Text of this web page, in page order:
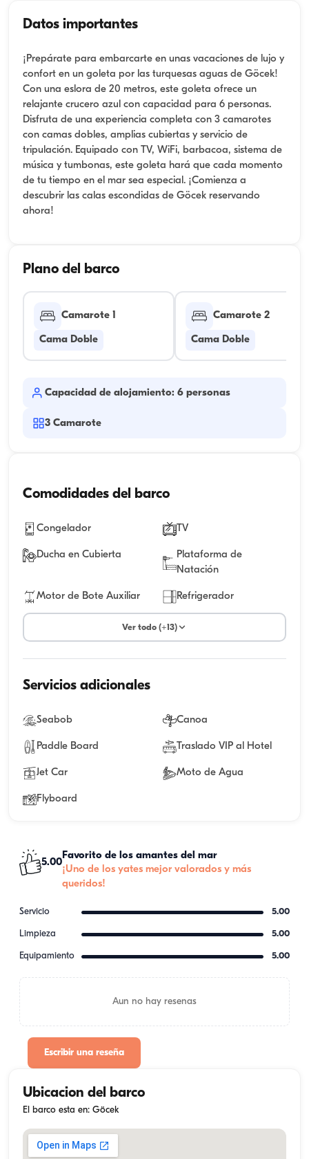
Datos importantes
¡Prepárate para embarcarte en unas vacaciones de lujo y
confort en un goleta por las turquesas aguas de Göcek!
Con una eslora de 20 metros, este goleta ofrece un
relajante crucero azul con capacidad para 6 personas.
Disfruta de una experiencia completa con 3 camarotes
con camas dobles, amplias cubiertas y servicio de
tripulación. Equipado con TV, WiFi, barbacoa, sistema de
música y tumbonas, este goleta hará que cada momento
de tu tiempo en el mar sea especial. ¡Comienza a
descubrir las calas escondidas de Göcek reservando
ahora!
Plano del barco
Camarote 1
Cama Doble
Camarote 2
Cama Doble
Capacidad de alojamiento: 6 personas
3 Camarote
Comodidades del barco
Congelador TV
Ducha en Cubierta
Plataforma de
Natación
Motor de Bote Auxiliar Refrigerador
Ver todo (+13)
Servicios adicionales
Seabob Canoa
Paddle Board Traslado VIP al Hotel
Jet Car Moto de Agua
Flyboard
5.00
Favorito de los amantes del mar
¡Uno de los yates mejor valorados y más
queridos!
Servicio 5.00
Limpieza 5.00
Equipamiento 5.00
Aun no hay resenas
Escribir una reseña
Ubicacion del barco
El barco esta en: Göcek